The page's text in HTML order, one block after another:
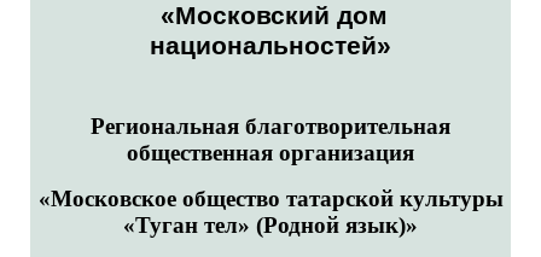
«Московский дом
национальностей»
Региональная благотворительная
общественная организация
«Московское общество татарской культуры
«Туган тел» (Родной язык)»